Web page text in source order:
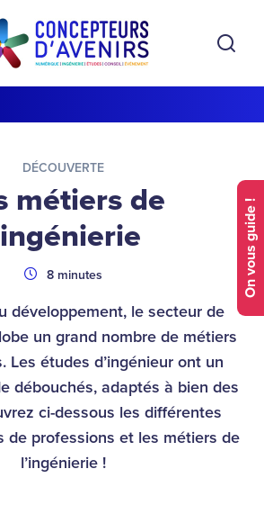
DÉCOUVERTE
métiers de
Durée
8 minutes
développement, le secteur de
un grand nombre de métiers
Les études d’ingénieur ont un
débouchés, adaptés à bien des
ci-dessous les différentes
de professions et les métiers de
l’ingénierie !
On vous guide !